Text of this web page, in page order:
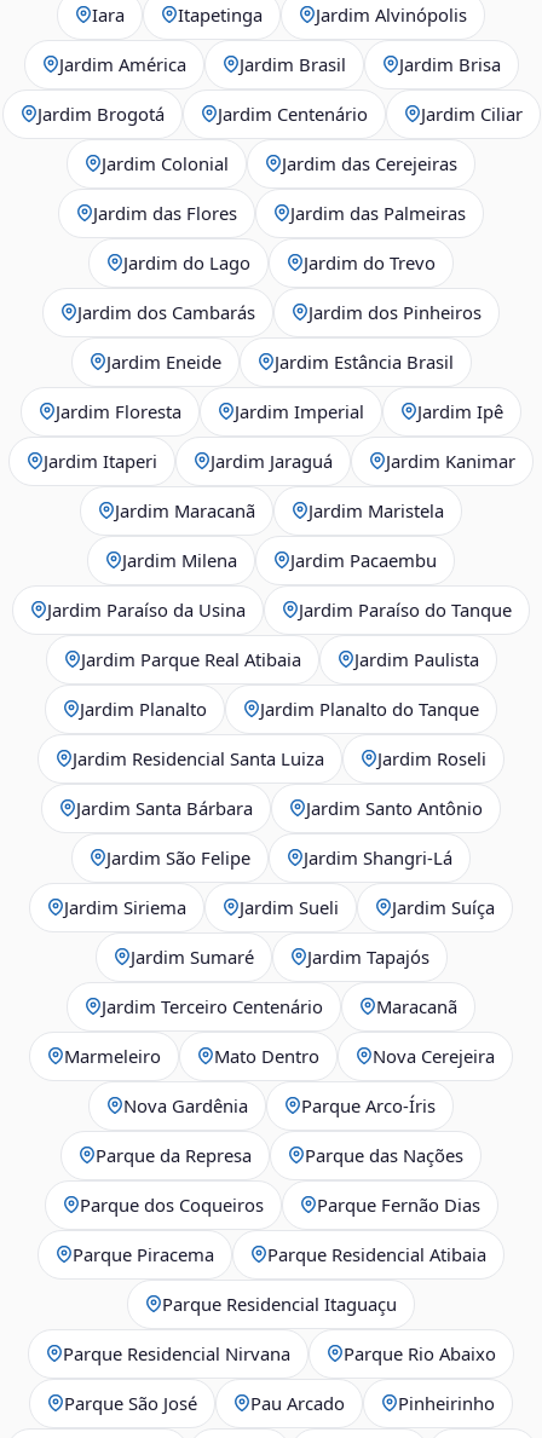
Iara Itapetinga Jardim Alvinópolis
Jardim América Jardim Brasil Jardim Brisa
Jardim Brogotá Jardim Centenário Jardim Ciliar
Jardim Colonial Jardim das Cerejeiras
Jardim das Flores Jardim das Palmeiras
Jardim do Lago Jardim do Trevo
Jardim dos Cambarás Jardim dos Pinheiros
Jardim Eneide Jardim Estância Brasil
Jardim Floresta Jardim Imperial Jardim Ipê
Jardim Itaperi Jardim Jaraguá Jardim Kanimar
Jardim Maracanã Jardim Maristela
Jardim Milena Jardim Pacaembu
Jardim Paraíso da Usina Jardim Paraíso do Tanque
Jardim Parque Real Atibaia Jardim Paulista
Jardim Planalto Jardim Planalto do Tanque
Jardim Residencial Santa Luiza Jardim Roseli
Jardim Santa Bárbara Jardim Santo Antônio
Jardim São Felipe Jardim Shangri-Lá
Jardim Siriema Jardim Sueli Jardim Suíça
Jardim Sumaré Jardim Tapajós
Jardim Terceiro Centenário Maracanã
Marmeleiro Mato Dentro Nova Cerejeira
Nova Gardênia Parque Arco-Íris
Parque da Represa Parque das Nações
Parque dos Coqueiros Parque Fernão Dias
Parque Piracema Parque Residencial Atibaia
Parque Residencial Itaguaçu
Parque Residencial Nirvana Parque Rio Abaixo
Parque São José Pau Arcado Pinheirinho